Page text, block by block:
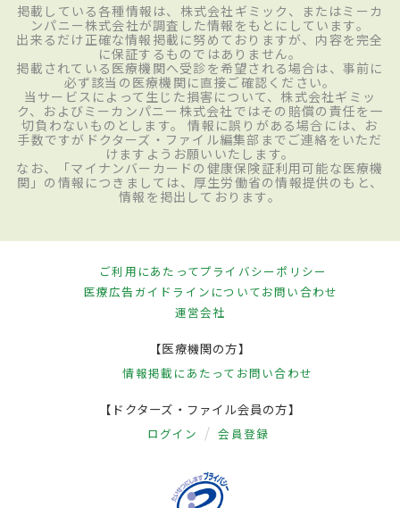
掲載している各種情報は、株式会社ギミック、またはミーカ
ンパニー株式会社が調査した情報をもとにしています。
出来るだけ正確な情報掲載に努めておりますが、内容を完全
に保証するものではありません。
掲載されている医療機関へ受診を希望される場合は、事前に
必ず該当の医療機関に直接ご確認ください。
当サービスによって生じた損害について、株式会社ギミッ
ク、およびミーカンパニー株式会社ではその賠償の責任を一
切負わないものとします。 情報に誤りがある場合には、お
手数ですがドクターズ・ファイル編集部までご連絡をいただ
けますようお願いいたします。
なお、「マイナンバーカードの健康保険証利用可能な医療機
関」の情報につきましては、厚生労働省の情報提供のもと、
情報を掲出しております。
ご利用にあたってプライバシーポリシー
医療広告ガイドラインについてお問い合わせ
運営会社
【医療機関の方】
情報掲載にあたって お問い合わせ
【ドクターズ・ファイル会員の方】
ログイン 会員登録